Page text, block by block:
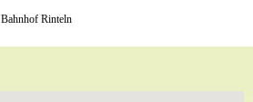
Bahnhof Rinteln